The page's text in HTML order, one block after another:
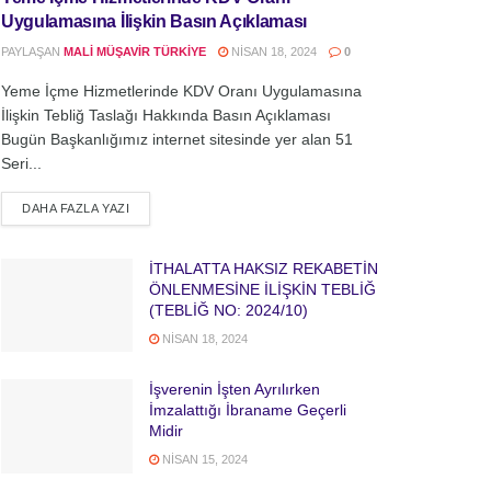
Uygulamasına İlişkin Basın Açıklaması
PAYLAŞAN MALI MÜŞAVIR TÜRKIYE NISAN 18, 2024 0
Yeme İçme Hizmetlerinde KDV Oranı Uygulamasına
İlişkin Tebliğ Taslağı Hakkında Basın Açıklaması
Bugün Başkanlığımız internet sitesinde yer alan 51
Seri...
DAHA FAZLA YAZI
İTHALATTA HAKSIZ REKABETİN
ÖNLENMESİNE İLİŞKİN TEBLİĞ
(TEBLİĞ NO: 2024/10)
NISAN 18, 2024
İşverenin İşten Ayrılırken
İmzalattığı İbraname Geçerli
Midir
NISAN 15, 2024